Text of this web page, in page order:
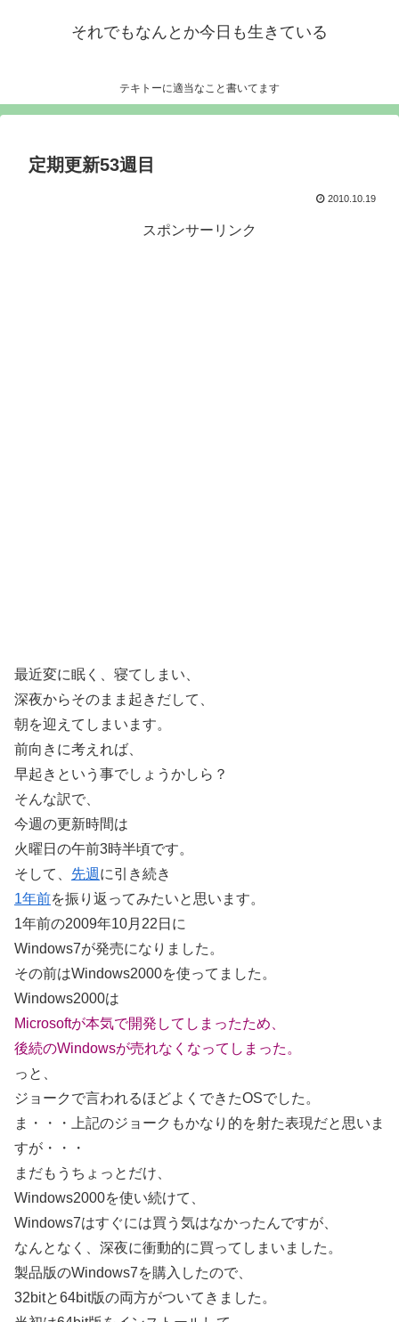
それでもなんとか今日も生きている
テキトーに適当なこと書いてます
定期更新53週目
2010.10.19
スポンサーリンク
最近変に眠く、寝てしまい、
深夜からそのまま起きだして、
朝を迎えてしまいます。
前向きに考えれば、
早起きという事でしょうかしら？
そんな訳で、
今週の更新時間は
火曜日の午前3時半頃です。
そして、 先週 に引き続き
1年前を振り返ってみたいと思います。
1年前の2009年10月22日に
Windows7が発売になりました。
その前はWindows2000を使ってました。
Windows2000は
Microsoftが本気で開発してしまったため、
後続のWindowsが売れなくなってしまった。
っと、
ジョークで言われるほどよくできたOSでした。
ま・・・上記のジョークもかなり的を射た表現だと思いま
すが・・・
まだもうちょっとだけ、
Windows2000を使い続けて、
Windows7はすぐには買う気はなかったんですが、
なんとなく、深夜に衝動的に買ってしまいました。
製品版のWindows7を購入したので、
32bitと64bit版の両方がついてきました。